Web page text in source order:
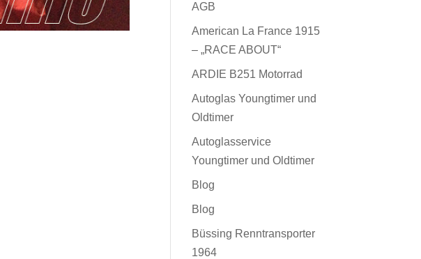
AGB
American La France 1915
– „RACE ABOUT“
ARDIE B251 Motorrad
Autoglas Youngtimer und
Oldtimer
Autoglasservice
Youngtimer und Oldtimer
Blog
Blog
Büssing Renntransporter
1964